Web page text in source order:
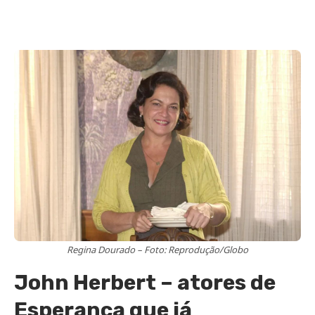
Regina Dourado – Foto: Reprodução/Globo
John Herbert – atores de